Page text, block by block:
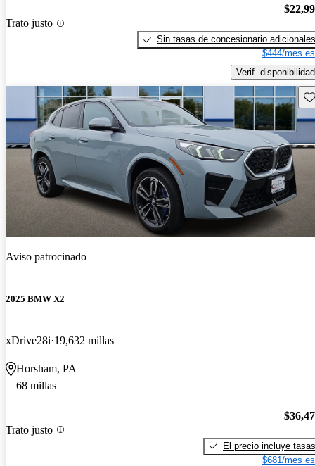
Trato justo
Sin tasas de concesionario adicionales
$444/mes
Verif. disponibilidad
Aviso patrocinado
2025 BMW X2
xDrive28i 19,632 millas
Horsham, PA
68 millas
Trato justo
El precio incluye tasas
$681/mes